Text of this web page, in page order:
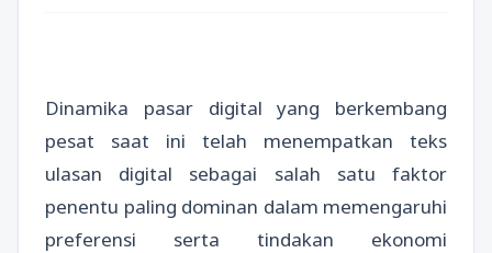
Dinamika pasar digital yang berkembang
pesat saat ini telah menempatkan teks
ulasan digital sebagai salah satu faktor
penentu paling dominan dalam memengaruhi
preferensi serta tindakan ekonomi